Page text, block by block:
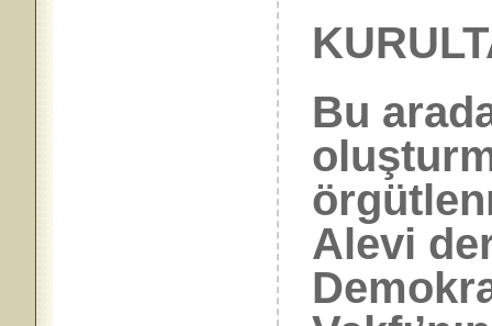
Bu
Alevi